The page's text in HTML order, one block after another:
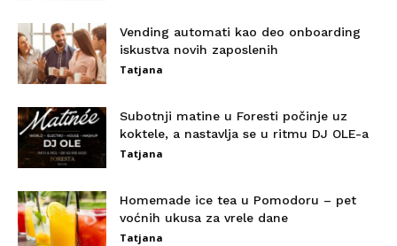
Vending automati kao deo onboarding
iskustva novih zaposlenih
Tatjana
Subotnji matine u Foresti počinje uz
koktele, a nastavlja se u ritmu DJ OLE-a
Tatjana
Homemade ice tea u Pomodoru – pet
voćnih ukusa za vrele dane
Tatjana